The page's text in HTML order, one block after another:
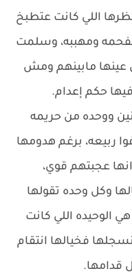
اللي كانت عتطبخ
ومهببه، وسلمت
مابينهم ومش
حكم إعدام.
ووحده من حريمه
ربيعه، برغم هدومها
انها عجبتهم قوي،
وكل وحده تقولها
الوحيده اللي كانت
فخيالها انتقام
قدامها.